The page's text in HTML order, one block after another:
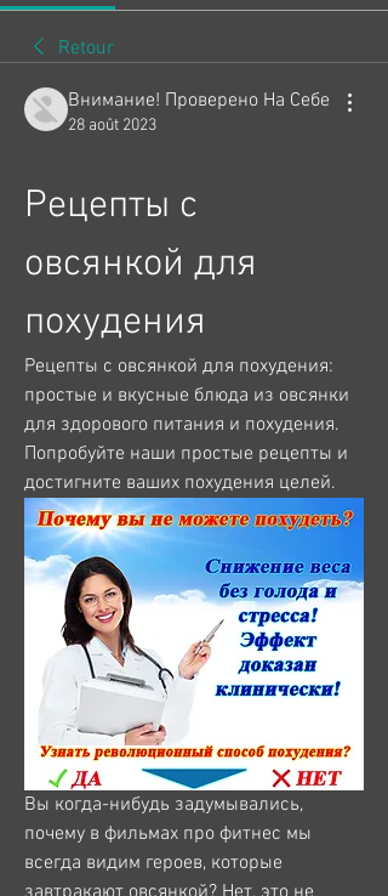
Retour
Внимание! Проверено На Себе
28 août 2023
Рецепты с
овсянкой для
похудения
Рецепты с овсянкой для похудения:
простые и вкусные блюда из овсянки
для здорового питания и похудения.
Попробуйте наши простые рецепты и
достигните ваших похудения целей.
Вы когда-нибудь задумывались,
почему в фильмах про фитнес мы
всегда видим героев, которые